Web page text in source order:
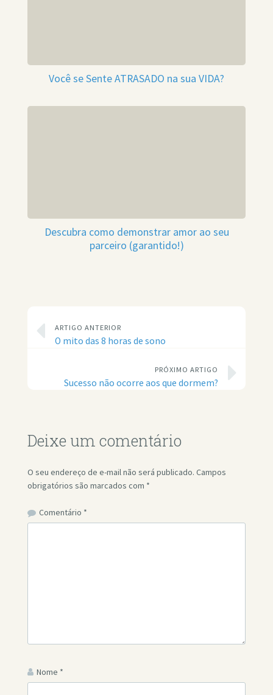
Você se Sente ATRASADO na sua VIDA?
Descubra como demonstrar amor ao seu
parceiro (garantido!)
ARTIGO ANTERIOR
O mito das 8 horas de sono
PRÓXIMO ARTIGO
Sucesso não ocorre aos que dormem?
Deixe um comentário
O seu endereço de e-mail não será publicado. Campos
obrigatórios são marcados com *
Comentário *
Nome *